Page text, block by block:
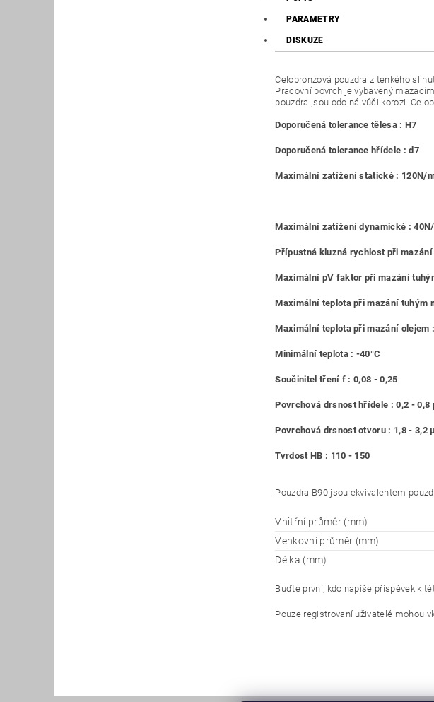
PARAMETRY
DISKUZE
Celobronzová pouzdra z tenkého
Pracovní povrch je vybavený
pouzdra jsou odolná vůči korozi.
Doporučená tolerance tělesa : H7
Doporučená tolerance hřídele : d7
Maximální zatížení statické : 120N/
Maximální zatížení dynamické :
Přípustná kluzná rychlost při
Maximální pV faktor při mazání
Maximální teplota při mazání tuhým
Maximální teplota při mazání olejem :
Minimální teplota : -40°C
Součinitel tření f : 0,08 - 0,25
Povrchová drsnost hřídele : 0,2 - 0,8
Povrchová drsnost otvoru : 1,8 - 3,2
Tvrdost HB : 110 - 150
Pouzdra B90 jsou ekvivalentem
Vnitřní průměr (mm)
Venkovní průměr (mm)
Délka (mm)
Buďte první, kdo napíše příspěvek k
Pouze registrovaní uživatelé mohou